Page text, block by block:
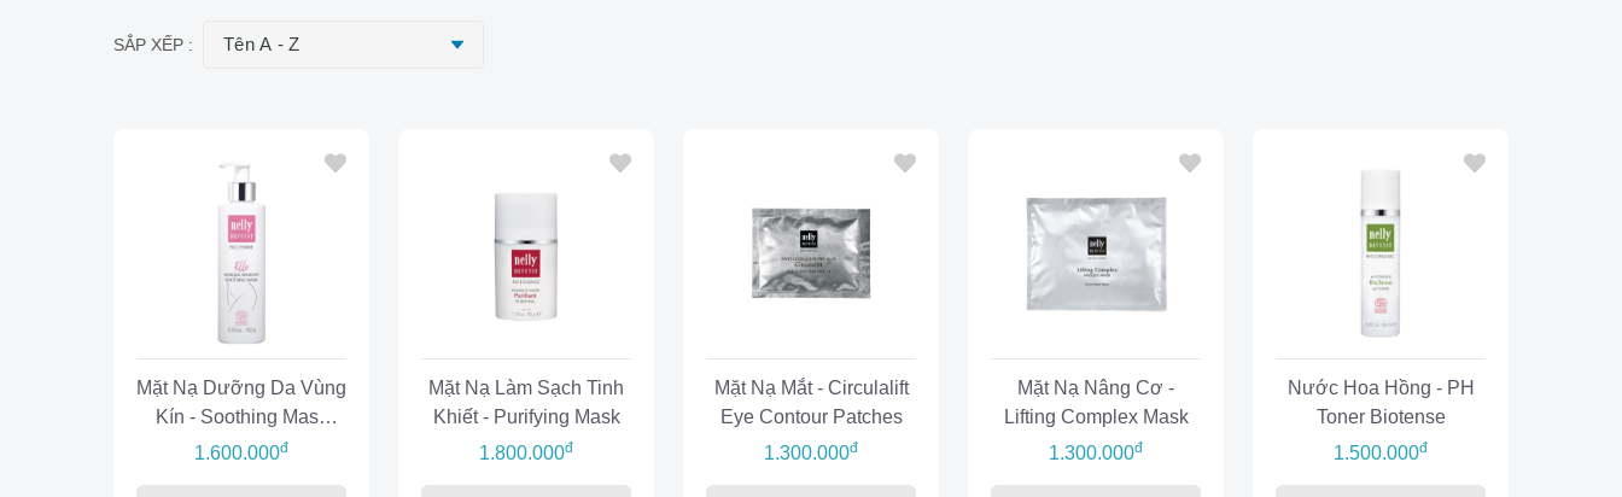
SẮP XẾP :
Mặt Nạ Dưỡng Da Vùng
Kín - Soothing Mask
Elle
1.600.000đ
Mặt Nạ Làm Sạch Tinh
Khiết - Purifying Mask
1.800.000đ
Mặt Nạ Mắt - Circulalift
Eye Contour Patches
1.300.000đ
Mặt Nạ Nâng Cơ -
Lifting Complex Mask
1.300.000đ
Nước Hoa Hồng - PH
Toner Biotense
1.500.000đ